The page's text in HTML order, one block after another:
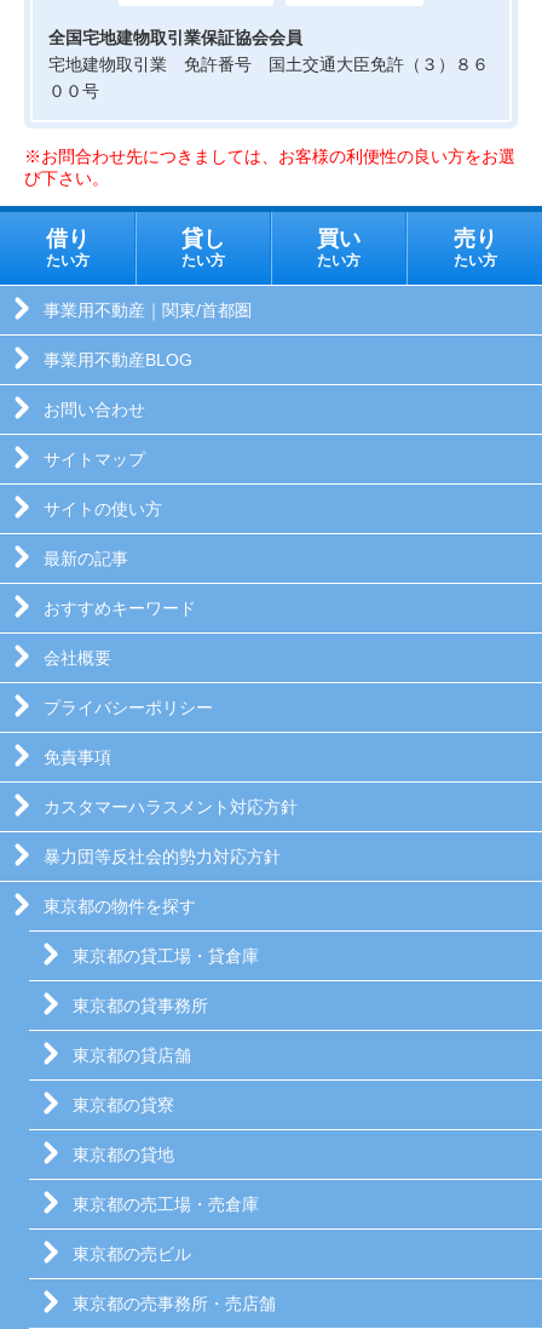
全国宅地建物取引業保証協会会員
宅地建物取引業 免許番号 国土交通大臣免許（３）８６
００号
※お問合わせ先につきましては、お客様の利便性の良い方をお選
び下さい。
借り
たい方
貸し
たい方
買い
たい方
売り
たい方
事業用不動産｜関東/首都圏
事業用不動産BLOG
お問い合わせ
サイトマップ
サイトの使い方
最新の記事
おすすめキーワード
会社概要
プライバシーポリシー
免責事項
カスタマーハラスメント対応方針
暴力団等反社会的勢力対応方針
東京都の物件を探す
東京都の貸工場・貸倉庫
東京都の貸事務所
東京都の貸店舗
東京都の貸寮
東京都の貸地
東京都の売工場・売倉庫
東京都の売ビル
東京都の売事務所・売店舗